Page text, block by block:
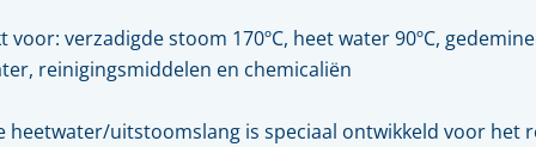
Daarom KLINGER
Filters
Meet & regel toebehoren
Ontluchters & vloeistoflozers
voor: verzadigde stoom 170ºC, heet water 90ºC,
reinigingsmiddelen en chemicaliën
heetwater/uitstoomslang is speciaal ontwikkeld voor het